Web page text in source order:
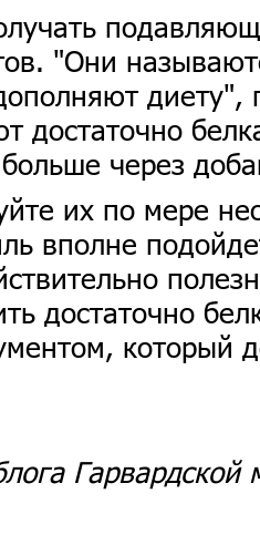
"Они
диету",
достаточно
через
их по мере
вполне
достаточно
который